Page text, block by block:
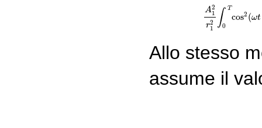
A2
1
r2
1
∫ T
0
cos2 (ωt
(21)
Allo stesso
assume il